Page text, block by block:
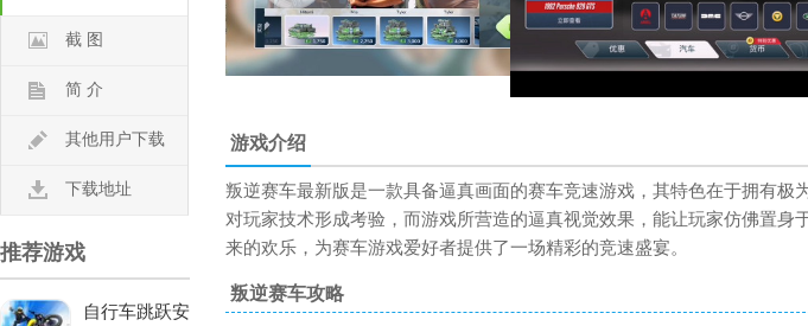
截 图
简 介
其他用户下载
下载地址
推荐游戏
自行车跳跃安
游戏介绍
叛逆赛车最新版是一款具备逼真画面的赛车竞速游戏，其特色在于拥有
对玩家技术形成考验，而游戏所营造的逼真视觉效果，能让玩家仿佛置
来的欢乐，为赛车游戏爱好者提供了一场精彩的竞速盛宴。
叛逆赛车攻略